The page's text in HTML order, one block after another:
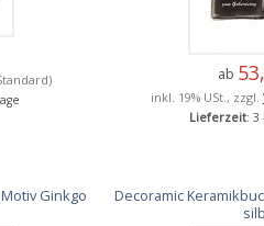
ab
inkl. 19% USt., zzgl.
Lieferzeit: 3
Ginkgo
Decoramic